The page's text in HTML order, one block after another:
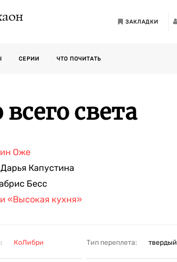
ЗАКЛАДКИ
СЕРИИ ЧТО ПОЧИТАТЬ
света
Оже
Дарья Капустина
Бесс
«Высокая кухня»
КоЛибри Тип переплета: твердый